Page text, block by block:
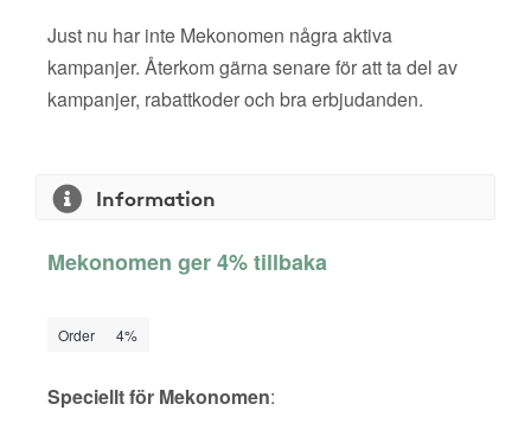
Just nu har inte Mekonomen några aktiva
kampanjer. Återkom gärna senare för att ta del av
kampanjer, rabattkoder och bra erbjudanden.
Information
Mekonomen ger 4% tillbaka
Order 4%
Speciellt för Mekonomen: